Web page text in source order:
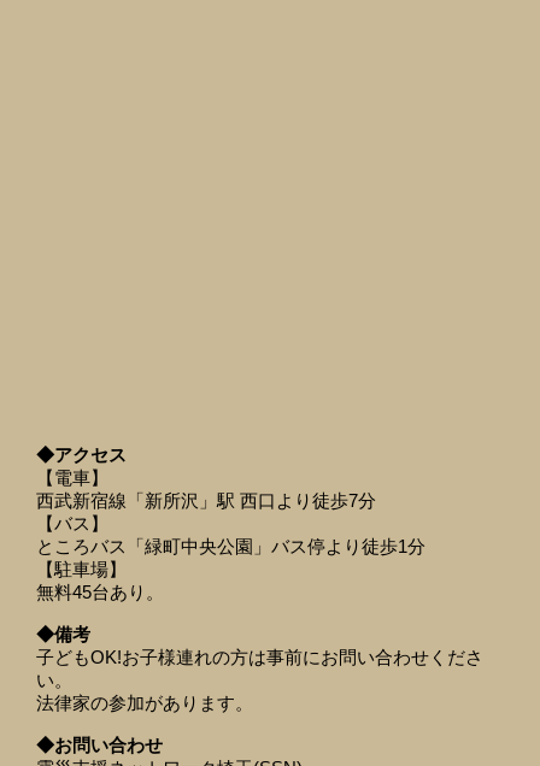
◆アクセス
【電車】
西武新宿線「新所沢」駅 西口より徒歩7分
【バス】
ところバス「緑町中央公園」バス停より徒歩1分
【駐車場】
無料45台あり。
◆備考
子どもOK!お子様連れの方は事前にお問い合わせくださ
い。
法律家の参加があります。
◆お問い合わせ